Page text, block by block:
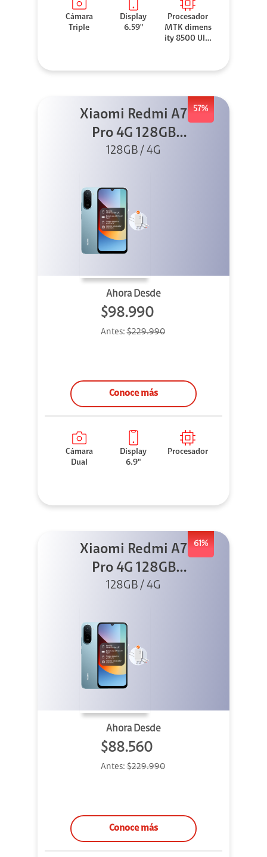
Cámara
Triple
Display
6.59"
Procesador
MTK dimens
ity 8500 Ultr
57%
Xiaomi Redmi A7
Pro 4G 128GB
Azul + Cargador
128GB / 4G
Ahora Desde
$98.990
Antes:$229.990
Conoce más
Cámara
Dual
Display
6.9"
Procesador
61%
Xiaomi Redmi A7
Pro 4G 128GB
Azul + Cargador
128GB / 4G
Ahora Desde
$88.560
Antes:$229.990
Conoce más